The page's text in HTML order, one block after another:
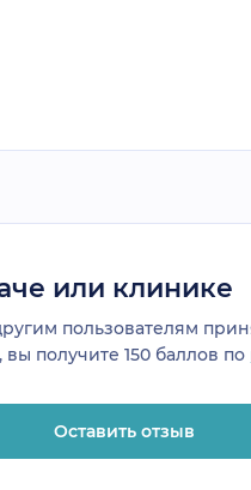
или клинике
пользователям
получите 150 баллов по
Оставить отзыв